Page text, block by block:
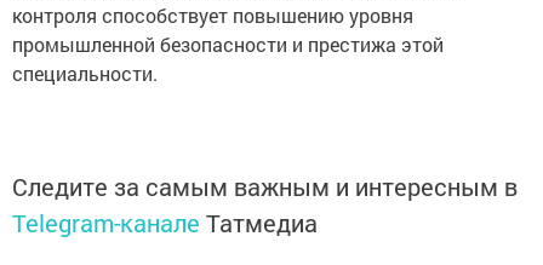
контроля способствует повышению уровня
промышленной безопасности и престижа этой
специальности.
Следите за самым важным и интересным в
Telegram-канале Татмедиа